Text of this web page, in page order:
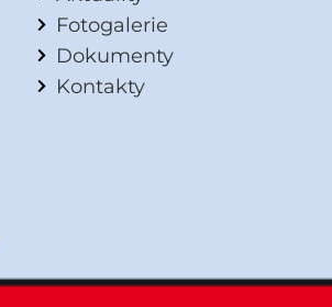
Fotogalerie
Dokumenty
Kontakty